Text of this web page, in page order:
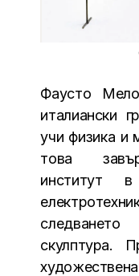
Фаусто
италиански
учи физика и
това
институт
скулптура.